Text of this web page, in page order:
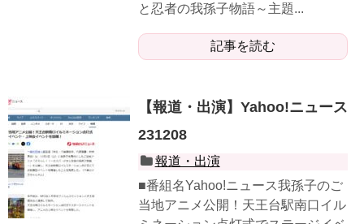
と忍者の我孫子物語～主題...
記事を読む
【報道・出演】Yahoo!ニュース
231208
報道・出演
■番組名Yahoo!ニュース我孫子のご
当地アニメ公開！天王台駅南口イル